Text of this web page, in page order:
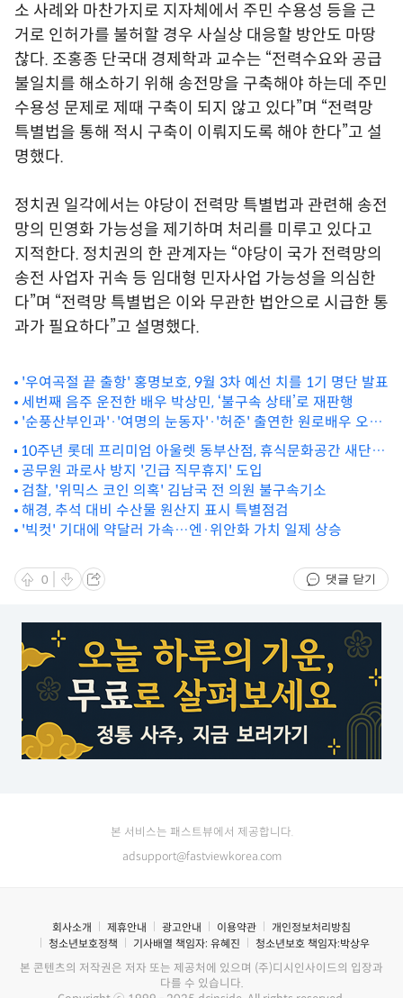
소 사례와 마찬가지로 지자체에서 주민 수용성 등을 근
거로 인허가를 불허할 경우 사실상 대응할 방안도 마땅
찮다. 조홍종 단국대 경제학과 교수는 “전력수요와 공급
불일치를 해소하기 위해 송전망을 구축해야 하는데 주민
수용성 문제로 제때 구축이 되지 않고 있다”며 “전력망
특별법을 통해 적시 구축이 이뤄지도록 해야 한다”고 설
명했다.
정치권 일각에서는 야당이 전력망 특별법과 관련해 송전
망의 민영화 가능성을 제기하며 처리를 미루고 있다고
지적한다. 정치권의 한 관계자는 “야당이 국가 전력망의
송전 사업자 귀속 등 임대형 민자사업 가능성을 의심한
다”며 “전력망 특별법은 이와 무관한 법안으로 시급한 통
과가 필요하다”고 설명했다.
'우여곡절 끝 출항' 홍명보호, 9월 3차 예선 치를 1기 명단 발표
세번째 음주 운전한 배우 박상민, ‘불구속 상태’로 재판행
'순풍산부인과'·'여명의 눈동자'·'허준' 출연한 원로배우 오승
명 별세
10주년 롯데 프리미엄 아울렛 동부산점, 휴식문화공간 새단
장…브랜드 대거 보강
공무원 과로사 방지 '긴급 직무휴지' 도입
검찰, '위믹스 코인 의혹' 김남국 전 의원 불구속기소
해경, 추석 대비 수산물 원산지 표시 특별점검
'빅컷' 기대에 약달러 가속…엔·위안화 가치 일제 상승
0 댓글 닫기
본 서비스는 패스트뷰에서 제공합니다.
adsupport@fastviewkorea.com
회사소개 제휴안내 광고안내 이용약관
개인정보처리방침
청소년보호정책
기사배열 책임자: 유혜진 청소년보호 책임자:박상우
본 콘텐츠의 저작권은 저자 또는 제공처에 있으며 (주)디시인사이드의 입장과
다를 수 있습니다.